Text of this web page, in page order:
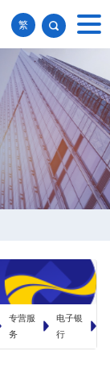
繁
专营服
务
电子银
行